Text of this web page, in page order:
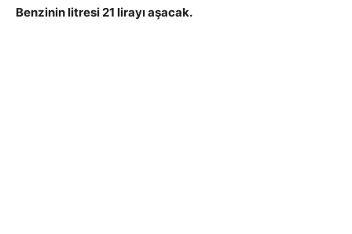
Benzinin litresi 21 lirayı aşacak.